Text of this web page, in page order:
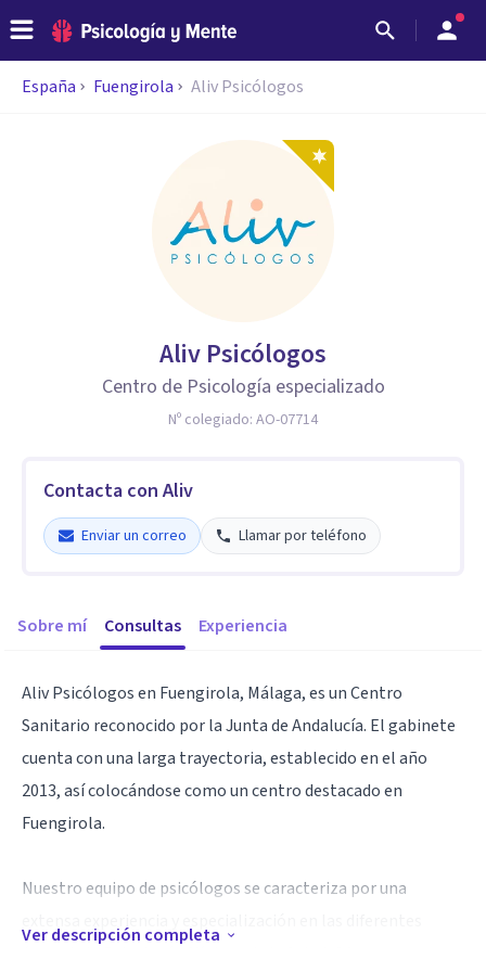
España Fuengirola Aliv Psicólogos
Aliv Psicólogos
Centro de Psicología especializado
Nº colegiado: AO-07714
Contacta con Aliv
Enviar un correo Llamar por teléfono
Sobre mí Consultas Experiencia
Aliv Psicólogos en Fuengirola, Málaga, es un Centro
Sanitario reconocido por la Junta de Andalucía. El gabinete
cuenta con una larga trayectoria, establecido en el año
2013, así colocándose como un centro destacado en
Fuengirola.
Nuestro equipo de psicólogos se caracteriza por una
Ver descripción completa